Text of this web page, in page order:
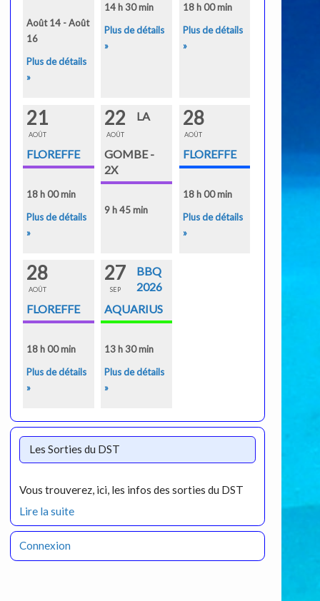
Août 14 - Août
16
Plus de détails
»
14 h 30 min
Plus de détails
»
18 h 00 min
Plus de détails
»
21
AOÛT
FLOREFFE
18 h 00 min
Plus de détails
»
22
AOÛT
LA
GOMBE -
2X
9 h 45 min
28
AOÛT
FLOREFFE
18 h 00 min
Plus de détails
»
28
AOÛT
FLOREFFE
18 h 00 min
Plus de détails
»
27
SEP
BBQ
2026
AQUARIUS
13 h 30 min
Plus de détails
»
Les Sorties du DST
Vous trouverez, ici, les infos des sorties du DST
Lire la suite
Connexion